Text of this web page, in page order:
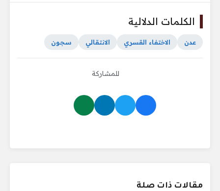
الكلمات الدلالية
عدن الاختفاء القسري الانتقالي سجون
للمشاركة
مقالات ذات صلة